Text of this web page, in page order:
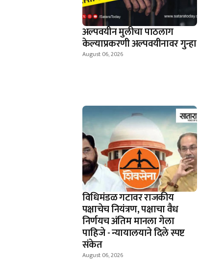
अल्पवयीन मुलीचा पाठलाग
केल्याप्रकरणी अल्पवयीनावर गुन्हा
August 06, 2026
विधिमंडळ गटावर राजकीय
पक्षाचेच नियंत्रण, पक्षाचा वैध
निर्णयच अंतिम मानला गेला
पाहिजे - न्यायालयाने दिले स्पष्ट
संकेत
August 06, 2026